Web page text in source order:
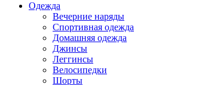
Одежда
Вечерние наряды
Спортивная одежда
Домашняя одежда
Джинсы
Леггинсы
Велосипедки
Шорты